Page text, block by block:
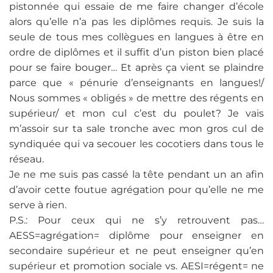
pistonnée qui essaie de me faire changer d’école
alors qu’elle n’a pas les diplômes requis. Je suis la
seule de tous mes collègues en langues à être en
ordre de diplômes et il suffit d’un piston bien placé
pour se faire bouger… Et après ça vient se plaindre
parce que « pénurie d’enseignants en langues!/
Nous sommes « obligés » de mettre des régents en
supérieur/ et mon cul c’est du poulet? Je vais
m’assoir sur ta sale tronche avec mon gros cul de
syndiquée qui va secouer les cocotiers dans tous le
réseau.
Je ne me suis pas cassé la tête pendant un an afin
d’avoir cette foutue agrégation pour qu’elle ne me
serve à rien.
P.S.: Pour ceux qui ne s’y retrouvent pas…
AESS=agrégation= diplôme pour enseigner en
secondaire supérieur et ne peut enseigner qu’en
supérieur et promotion sociale vs. AESI=régent= ne